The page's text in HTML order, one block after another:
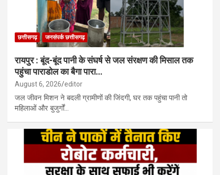
छत्तीसगढ़ जनसंपर्क छत्तीसगढ़
रायपुर : बूंद-बूंद पानी के संघर्ष से जल संरक्षण की मिसाल तक
पहुंचा पाराडोल का बैगा पारा…
August 6, 2026 editor
जल जीवन मिशन ने बदली ग्रामीणों की जिंदगी, घर तक पहुंचा पानी तो
महिलाओं और बुजुर्गों…